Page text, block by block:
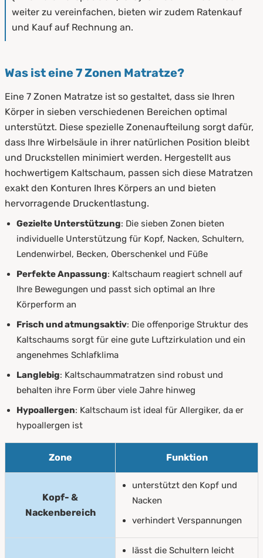
weiter zu vereinfachen, bieten wir zudem Ratenkauf
und Kauf auf Rechnung an.
Was ist eine 7 Zonen Matratze?
Eine 7 Zonen Matratze ist so gestaltet, dass sie Ihren
Körper in sieben verschiedenen Bereichen optimal
unterstützt. Diese spezielle Zonenaufteilung sorgt dafür,
dass Ihre Wirbelsäule in ihrer natürlichen Position bleibt
und Druckstellen minimiert werden. Hergestellt aus
hochwertigem Kaltschaum, passen sich diese Matratzen
exakt den Konturen Ihres Körpers an und bieten
hervorragende Druckentlastung.
Gezielte Unterstützung: Die sieben Zonen bieten
individuelle Unterstützung für Kopf, Nacken, Schultern,
Lendenwirbel, Becken, Oberschenkel und Füße
Perfekte Anpassung: Kaltschaum reagiert schnell auf
Ihre Bewegungen und passt sich optimal an Ihre
Körperform an
Frisch und atmungsaktiv: Die offenporige Struktur des
Kaltschaums sorgt für eine gute Luftzirkulation und ein
angenehmes Schlafklima
Langlebig: Kaltschaummatratzen sind robust und
behalten ihre Form über viele Jahre hinweg
Hypoallergen: Kaltschaum ist ideal für Allergiker, da er
hypoallergen ist
Zone Funktion
Kopf- &
Nackenbereich
unterstützt den Kopf und
Nacken
verhindert Verspannungen
lässt die Schultern leicht